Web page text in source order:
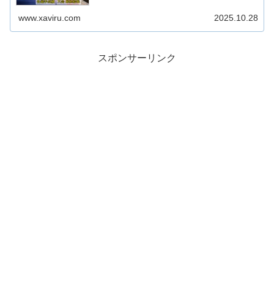
www.xaviru.com 2025.10.28
スポンサーリンク